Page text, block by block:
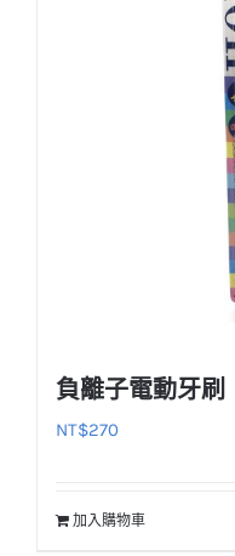
負離子電動牙刷
NT$270
加入購物車